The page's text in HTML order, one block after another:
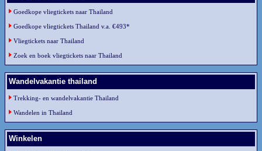
Goedkope vliegtickets naar Thailand
Goedkope vliegtickets Thailand v.a. €493*
Vliegtickets naar Thailand
Zoek en boek vliegtickets naar Thailand
Wandelvakantie thailand
Trekking- en wandelvakantie Thailand
Wandelen in Thailand
Winkelen